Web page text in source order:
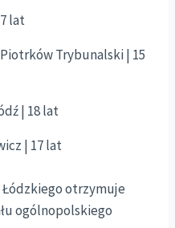
lat
Trybunalski | 15
| 18 lat
| 17 lat
Łódzkiego otrzymuje
ogólnopolskiego